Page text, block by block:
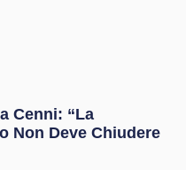
Cenni: “La
Non Deve Chiudere